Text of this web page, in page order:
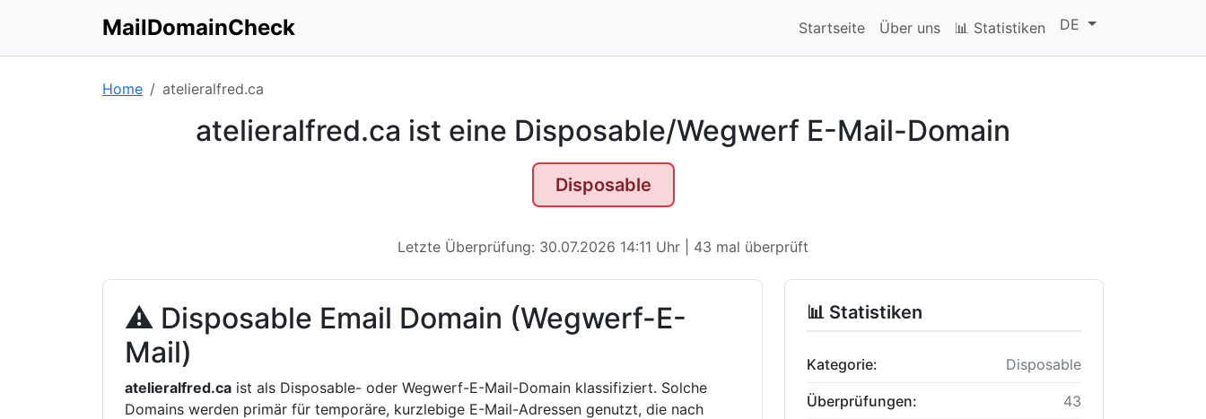
MailDomainCheck Startseite Über uns 📊 Statistiken DE
Home atelieralfred.ca
atelieralfred.ca ist eine Disposable/Wegwerf E-Mail-Domain
Disposable
Letzte Überprüfung: 30.07.2026 14:11 Uhr | 43 mal überprüft
⚠ Disposable Email Domain (Wegwerf-E-
Mail)
atelieralfred.ca ist als Disposable- oder Wegwerf-E-Mail-Domain klassifiziert. Solche
Domains werden primär für temporäre, kurzlebige E-Mail-Adressen genutzt, die nach
📊 Statistiken
Kategorie: Disposable
Überprüfungen: 43